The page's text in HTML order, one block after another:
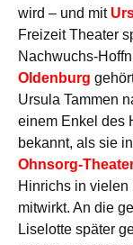
wird – und mit
Freizeit Theater
Nachwuchs-
Oldenburg
Ursula Tammen
einem Enkel des
bekannt, als sie
Ohnsorg-
Hinrichs in
mitwirkt. An die
Liselotte später